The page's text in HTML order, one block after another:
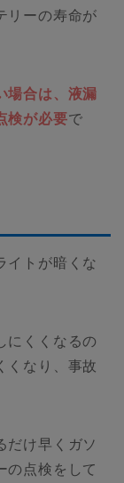
リーの寿命が
場合は、液漏
検が必要で
イトが暗くな
にくくなるの
くなり、事故
だけ早くガソ
の点検をして